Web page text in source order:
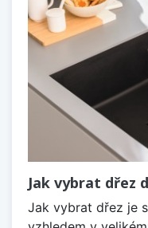
Jak vybrat dřez
Jak vybrat dřez je